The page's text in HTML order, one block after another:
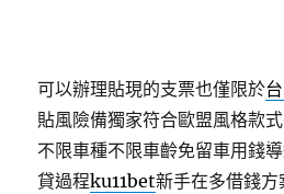
可以辦理貼現的支票也僅限於
貼風險備獨家符合歐盟風格款
不限車種不限車齡免留車用錢
貸過程ku11bet新手在多借錢